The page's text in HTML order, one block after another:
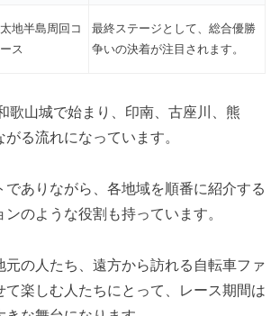
太地半島周回コ
ース
最終ステージとして、総合優勝
争いの決着が注目されます。
歌山城で始まり、印南、古座川、熊
る流れになっています。
でありながら、各地域を順番に紹介する
のような役割も持っています。
元の人たち、遠方から訪れる自転車ファ
て楽しむ人たちにとって、レース期間は